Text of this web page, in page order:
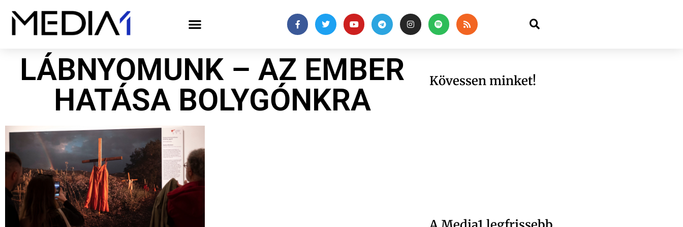
LÁBNYOMUNK – AZ EMBER
HATÁSA BOLYGÓNKRA
Kövessen minket!